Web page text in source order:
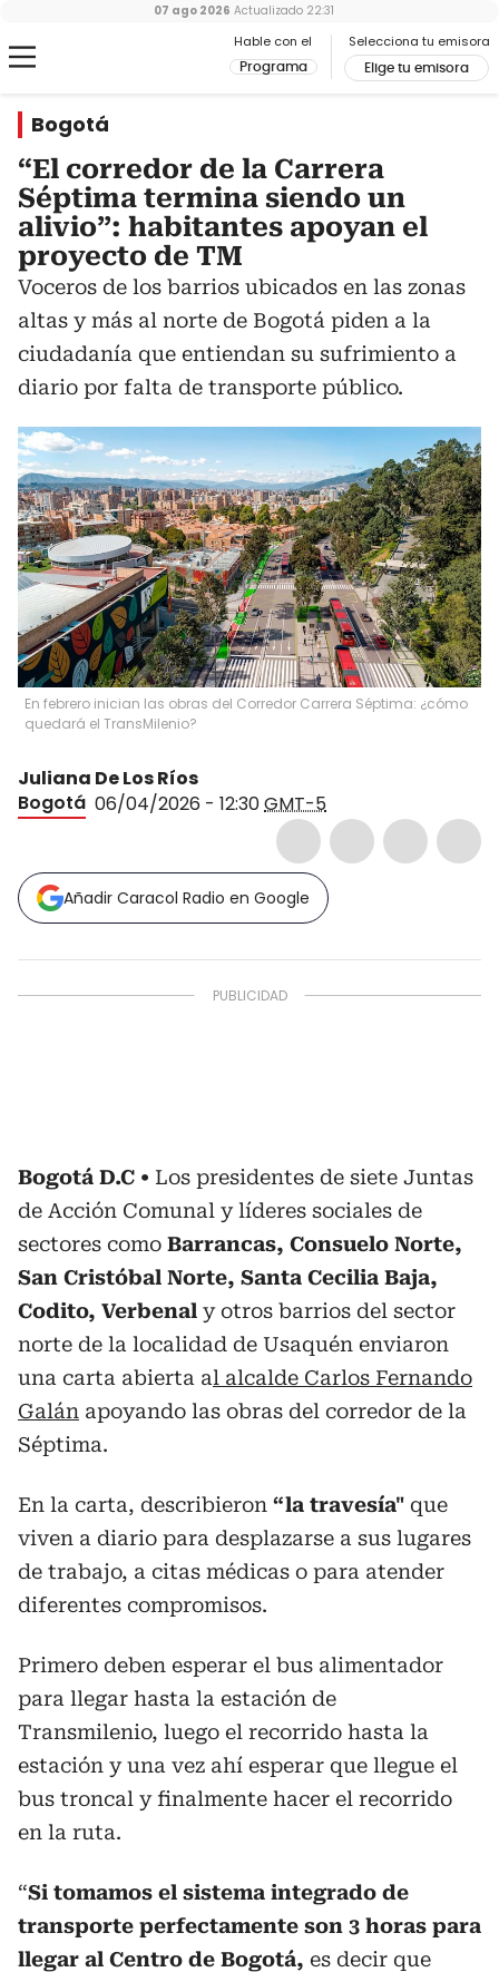
Hable con el
Programa
Selecciona tu emisora
Elige tu emisora
07 ago 2026 Actualizado 22:31
Bogotá
“El corredor de la Carrera
Séptima termina siendo un
alivio”: habitantes apoyan el
proyecto de TM
Voceros de los barrios ubicados en las zonas
altas y más al norte de Bogotá piden a la
ciudadanía que entiendan su sufrimiento a
diario por falta de transporte público.
En febrero inician las obras del Corredor Carrera Séptima: ¿cómo
quedará el TransMilenio?
Juliana De Los Ríos
Bogotá 06/04/2026 - 12:30GMT-5
Añadir Caracol Radio en Google
Bogotá D.C
Los presidentes de siete Juntas
de Acción Comunal y líderes sociales de
sectores como Barrancas, Consuelo Norte,
San Cristóbal Norte, Santa Cecilia Baja,
Codito, Verbenal y otros barrios del sector
norte de la localidad de Usaquén enviaron
una carta abierta al alcalde Carlos Fernando
Galán apoyando las obras del corredor de la
Séptima.
En la carta, describieron “la travesía" que
viven a diario para desplazarse a sus lugares
de trabajo, a citas médicas o para atender
diferentes compromisos.
Primero deben esperar el bus alimentador
para llegar hasta la estación de
Transmilenio, luego el recorrido hasta la
estación y una vez ahí esperar que llegue el
bus troncal y finalmente hacer el recorrido
en la ruta.
“Si tomamos el sistema integrado de
transporte perfectamente son 3 horas para
llegar al Centro de Bogotá, es decir que